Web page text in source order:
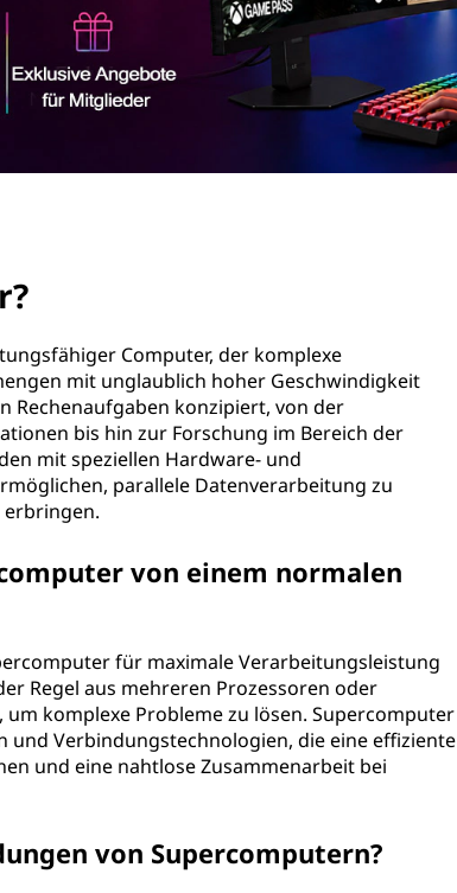
Computer, der komplexe
mit unglaublich hoher Geschwindigkeit
Rechenaufgaben konzipiert, von der
bis hin zur Forschung im Bereich der
mit speziellen Hardware- und
parallele Datenverarbeitung zu
erbringen.
von einem normalen
für maximale Verarbeitungsleistung
Regel aus mehreren Prozessoren oder
komplexe Probleme zu lösen. Supercomputer
Verbindungstechnologien, die eine effiziente
und eine nahtlose Zusammenarbeit bei
von Supercomputern?